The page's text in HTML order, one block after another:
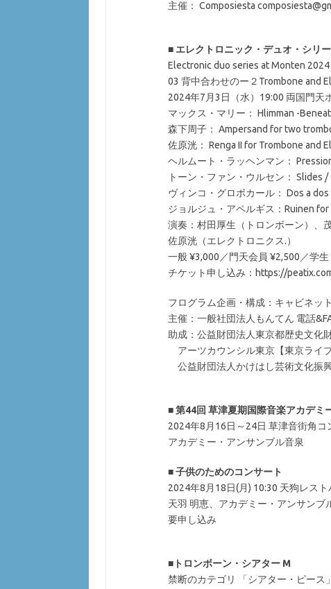
主催： Composiesta
■ エレクトロニック・デュオ・シリ
Electronic duo series at Monten
03 背中合わせのー２Trombone and
2024年7月3日（水）19:00 両国門天
マックス・マリー： Hlimman -
森下周子： Ampersand for two
佐原洸： Renga II for Trombone and
ヘルムート・ラッヘンマン：
トーン・ファン・ウルセン：
ヴィンコ・グロボカール： Dos a
ジョルジュ・アペルギス：Ruinen for
演奏：村田厚生（トロンボーン）、
佐原洸（エレクトロニクス.）
一般 ¥3,000／門天会員 ¥2,500／学生
チケット申し込み：https://
フログラム企画・構成：キャビネッ
主催：一般社団法人もんてん 電話
助成：公益財団法人東京都歴史文化
アーツカウンシル東京【東京ライ
公益財団法人かけはし芸術文化振
■第44回 草津夏期国際音楽アカデ
2024年8月16日～24日 草津音街角コ
アカデミー・アンサンブル音泉
■子供のためのコンサート
2024年8月18日(月) 10:30 天狗レスト
天羽 明恵、アカデミー・アンサンブ
要申し込み
■トロンボーン・シアター M
禁断のカテゴリ 「シアター・ピース